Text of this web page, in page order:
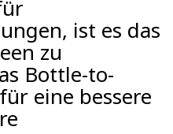
ist es das
zu
Bottle-to-
eine bessere